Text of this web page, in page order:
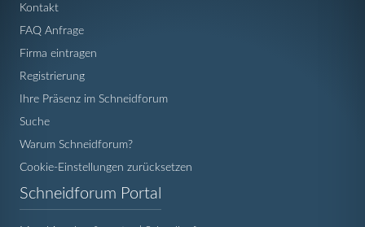
Kontakt
FAQ Anfrage
Firma eintragen
Registrierung
Ihre Präsenz im Schneidforum
Suche
Warum Schneidforum?
Cookie-Einstellungen zurücksetzen
Schneidforum Portal